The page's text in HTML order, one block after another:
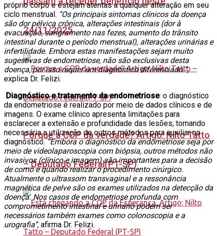
24/11/2025
Porque a COP da verdade? Artigo: Nilto Tatto
– Deputado Federal(PT-SP)
próprio corpo e estejam atentas a qualquer alteração em seu
ciclo menstrual. “Os principais sintomas clínicos da doença
são dor pélvica crônica, alterações intestinais (dor à
evacuação, sangramento nas fezes, aumento do trânsito
intestinal durante o período menstrual), alterações urinárias e
infertilidade. Embora estas manifestações sejam muito
sugestivas de endometriose, não são exclusivas desta
doença, por isso requer um diagnóstico diferenciado.”,
explica Dr. Felizi.
Diagnóstico e tratamento da endometriose: o diagnóstico
da endometriose é realizado por meio de dados clínicos e de
imagens. O exame clínico apresenta limitações para
esclarecer a extensão e profundidade das lesões, tornando
necessária a utilização de outros métodos para auxiliar no
diagnóstico.“Embora o diagnóstico da endometriose seja por
meio de videolaparoscopia com biópsia, outros métodos não
invasivos (clínico e imagem) são importantes para a decisão
de como e quando realizar o procedimento cirúrgico.
Atualmente o ultrassom transvaginal e a ressonância
magnética de pelve são os exames utilizados na detecção da
doença. Nos casos de endometriose profunda com
comprometimento intestinal e urinário podem ser
necessários também exames como colonoscopia e a
urografia”, afirma Dr. Felizi.